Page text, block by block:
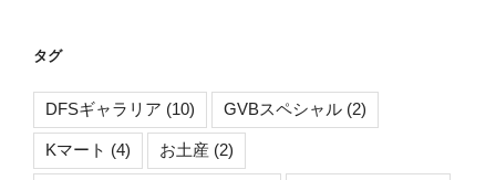
タグ
DFSギャラリア (10) GVBスペシャル (2)
Kマート (4) お土産 (2)